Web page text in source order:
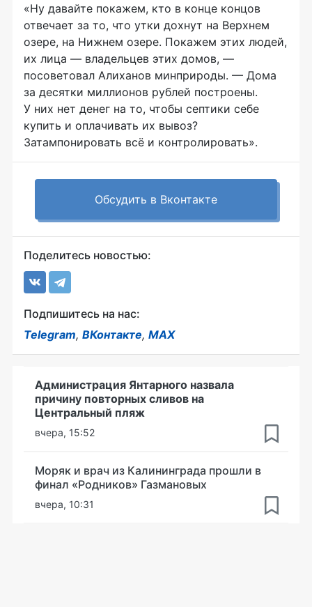
«Ну давайте покажем, кто в конце концов
отвечает за то, что утки дохнут на Верхнем
озере, на Нижнем озере. Покажем этих людей,
их лица — владельцев этих домов, —
посоветовал Алиханов минприроды. — Дома
за десятки миллионов рублей построены.
У них нет денег на то, чтобы септики себе
купить и оплачивать их вывоз?
Затампонировать всё и контролировать».
Обсудить в Вконтакте
Поделитесь новостью:
Подпишитесь на нас:
Telegram, ВКонтакте, MAX
Администрация Янтарного назвала
причину повторных сливов на
Центральный пляж
вчера, 15:52
Моряк и врач из Калининграда прошли в
финал «Родников» Газмановых
вчера, 10:31